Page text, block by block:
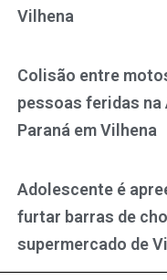
Vilhena
Colisão entre
pessoas feridas na
Paraná em Vilhena
Adolescente é
furtar barras de
supermercado de